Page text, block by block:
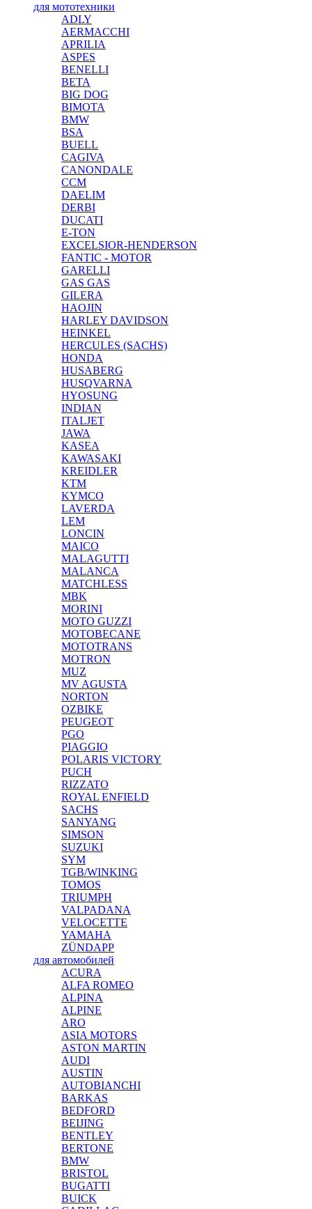
для мототехники
ADLY
AERMACCHI
APRILIA
ASPES
BENELLI
BETA
BIG DOG
BIMOTA
BMW
BSA
BUELL
CAGIVA
CANONDALE
CCM
DAELIM
DERBI
DUCATI
E-TON
EXCELSIOR-HENDERSON
FANTIC - MOTOR
GARELLI
GAS GAS
GILERA
HAOJIN
HARLEY DAVIDSON
HEINKEL
HERCULES (SACHS)
HONDA
HUSABERG
HUSQVARNA
HYOSUNG
INDIAN
ITALJET
JAWA
KASEA
KAWASAKI
KREIDLER
KTM
KYMCO
LAVERDA
LEM
LONCIN
MAICO
MALAGUTTI
MALANCA
MATCHLESS
MBK
MORINI
MOTO GUZZI
MOTOBECANE
MOTOTRANS
MOTRON
MUZ
MV AGUSTA
NORTON
OZBIKE
PEUGEOT
PGO
PIAGGIO
POLARIS VICTORY
PUCH
RIZZATO
ROYAL ENFIELD
SACHS
SANYANG
SIMSON
SUZUKI
SYM
TGB/WINKING
TOMOS
TRIUMPH
VALPADANA
VELOCETTE
YAMAHA
ZÜNDAPP
для автомобилей
ACURA
ALFA ROMEO
ALPINA
ALPINE
ARO
ASIA MOTORS
ASTON MARTIN
AUDI
AUSTIN
AUTOBIANCHI
BARKAS
BEDFORD
BEIJING
BENTLEY
BERTONE
BMW
BRISTOL
BUGATTI
BUICK